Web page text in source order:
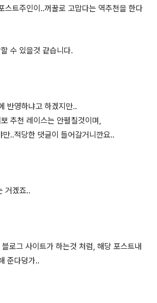
스트주인이..꺼꿀로 고맙다는 역추천을 한다
수 있을것 같습니다.
반영하냐고 하겠지만..
추천 레이스는 안펼칠것이며,
..적당한 댓글이 들어갈거니깐요..
거겠죠..
로그 사이트가 하는것 처럼, 해당 포스트내
준다덩가..